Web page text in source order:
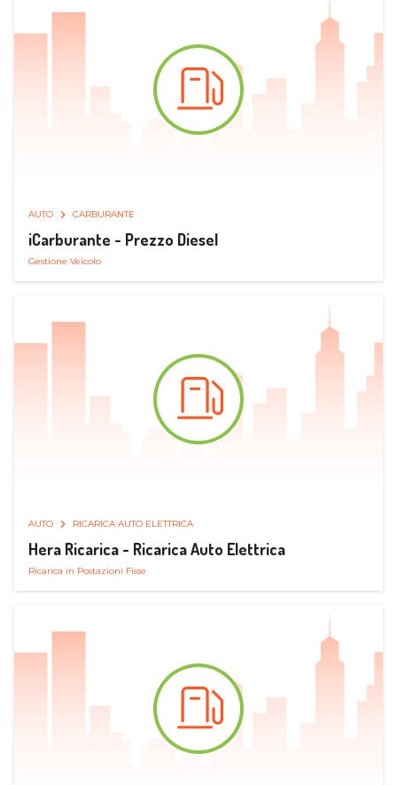
AUTO CARBURANTE
iCarburante - Prezzo Diesel
Gestione Veicolo
AUTO RICARICA AUTO ELETTRICA
Hera Ricarica - Ricarica Auto Elettrica
Ricarica in Postazioni Fisse